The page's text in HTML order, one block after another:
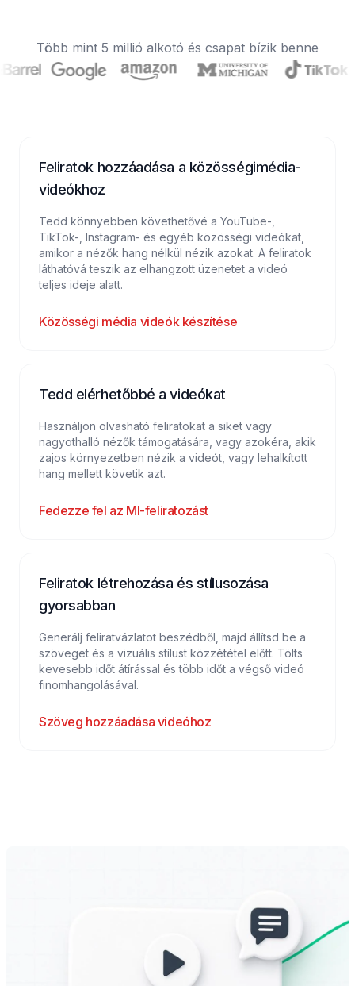
Több mint 5 millió alkotó és csapat bízik benne
Feliratok hozzáadása a közösségimédia-
videókhoz
Tedd könnyebben követhetővé a YouTube-,
TikTok-, Instagram- és egyéb közösségi videókat,
amikor a nézők hang nélkül nézik azokat. A feliratok
láthatóvá teszik az elhangzott üzenetet a videó
teljes ideje alatt.
Közösségi média videók készítése
Tedd elérhetőbbé a videókat
Használjon olvasható feliratokat a siket vagy
nagyothalló nézők támogatására, vagy azokéra, akik
zajos környezetben nézik a videót, vagy lehalkított
hang mellett követik azt.
Fedezze fel az MI-feliratozást
Feliratok létrehozása és stílusozása
gyorsabban
Generálj feliratvázlatot beszédből, majd állítsd be a
szöveget és a vizuális stílust közzététel előtt. Tölts
kevesebb időt átírással és több időt a végső videó
finomhangolásával.
Szöveg hozzáadása videóhoz